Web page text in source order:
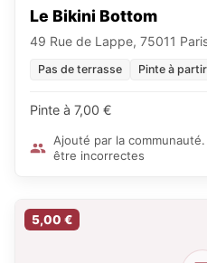
Le Bikini Bottom
49 Rue de Lappe, 75011
Pas de terrasse Pinte à
Pinte à 7,00 €
Ajouté par la
être incorrectes
5,00 €